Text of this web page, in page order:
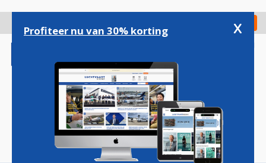
gaan
Check in
Magazine Podcasts Vacatures
Profiteer nu van 30% korting x